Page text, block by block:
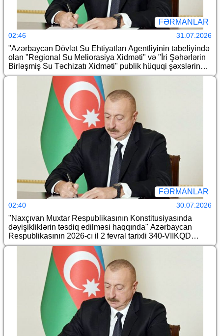
FƏRMANLAR
02:46 31.07.2026
"Azərbaycan Dövlət Su Ehtiyatları Agentliyinin tabeliyində
olan "Regional Su Meliorasiya Xidməti" və "İri Şəhərlərin
Birləşmiş Su Təchizatı Xidməti" publik hüquqi şəxslərin
yenidən təşkili haqqında" Azərbaycan Respublikası
Prezidentinin 2026-cı il 20 fevral tarixli 600 nömrəli
Fərmanının icrası ilə əlaqədar Azərbaycan Respublikası
Prezidentinin bəzi fərmanlarında dəyişiklik edilməsi
FƏRMANLAR
02:40 30.07.2026
"Naxçıvan Muxtar Respublikasının Konstitusiyasında
dəyişikliklərin təsdiq edilməsi haqqında" Azərbaycan
Respublikasının 2026-cı il 2 fevral tarixli 340-VIIKQD
nömrəli Konstitusiya Qanununun icrası ilə əlaqədar
Azərbaycan Respublikası Prezidentinin bəzi
fərmanlarında və Sərəncamında dəyişiklik edilməsi